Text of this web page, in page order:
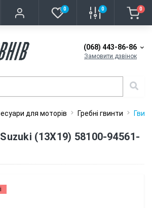
0 0 0
(068) 443-86-86
Замовити дзвінок
для моторів Гребні гвинти
(13X19) 58100-94561-